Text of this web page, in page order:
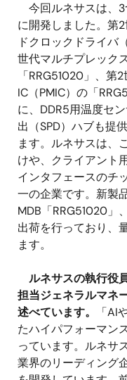
今回ルネサスは、3
に開発しました。第
ドクロックドライバ
世代マルチプレック
「RRG51020」、第
IC（PMIC）の「
に、DDR5用温度セ
出（SPD）ハブも提
ます。ルネサスは、
けや、クライアント
インタフェースのチ
一の企業です。新製
MDB「RRG51020」
出荷を行っており、
ます。
ルネサスの執行役
担当ジェネラルマネ
述べています。
「AI
たハイパフォーマン
っています。ルネサ
業界のリーディング